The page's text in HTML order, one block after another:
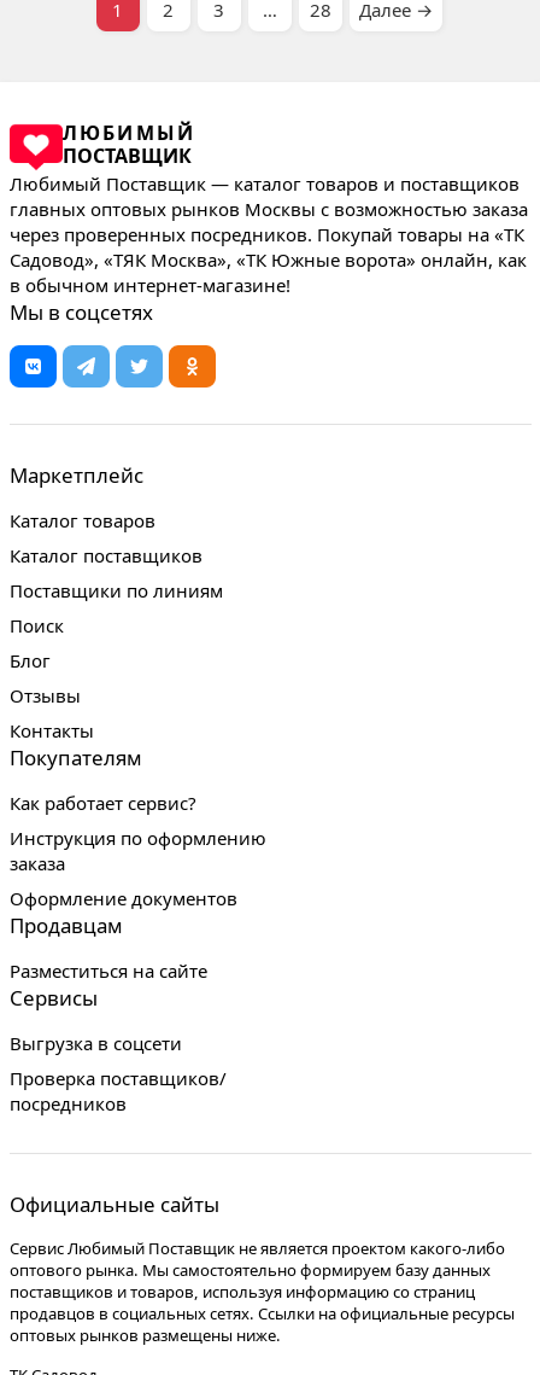
1 2 3 … 28 Далее →
ЛЮБИМЫЙ
ПОСТАВЩИК
Любимый Поставщик — каталог товаров и поставщиков
главных оптовых рынков Москвы с возможностью заказа
через проверенных посредников. Покупай товары на «ТК
Садовод», «ТЯК Москва», «ТК Южные ворота» онлайн, как
в обычном интернет-магазине!
Мы в соцсетях
Маркетплейс
Каталог товаров
Каталог поставщиков
Поставщики по линиям
Поиск
Блог
Отзывы
Контакты
Покупателям
Как работает сервис?
Инструкция по оформлению
заказа
Оформление документов
Продавцам
Разместиться на сайте
Сервисы
Выгрузка в соцсети
Проверка поставщиков/
посредников
Официальные сайты
Сервис Любимый Поставщик не является проектом какого-либо
оптового рынка. Мы самостоятельно формируем базу данных
поставщиков и товаров, используя информацию со страниц
продавцов в социальных сетях. Ссылки на официальные ресурсы
оптовых рынков размещены ниже.